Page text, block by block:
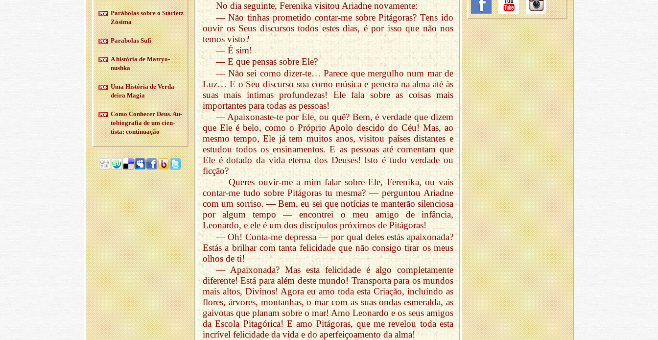
No dia seguinte, Ferenika visitou Ariadne novamente:
— Não tinhas prometido contar-me sobre Pitágoras? Tens ido
ouvir os Seus discursos todos estes dias, é por isso que não nos
temos visto?
— É sim!
— E que pensas sobre Ele?
— Não sei como dizer-te… Parece que mergulho num mar de
Luz… E o Seu discurso soa como música e penetra na alma até às
suas mais íntimas profundezas! Ele fala sobre as coisas mais
importantes para todas as pessoas!
— Apaixonaste-te por Ele, ou quê? Bem, é verdade que dizem
que Ele é belo, como o Próprio Apolo descido do Céu! Mas, ao
mesmo tempo, Ele já tem muitos anos, visitou países distantes e
estudou todos os ensinamentos. E as pessoas até comentam que
Ele é dotado da vida eterna dos Deuses! Isto é tudo verdade ou
ficção?
— Queres ouvir-me a mim falar sobre Ele, Ferenika, ou vais
contar-me tudo sobre Pitágoras tu mesma? — perguntou Ariadne
com um sorriso. — Bem, eu sei que notícias te manterão silenciosa
por algum tempo — encontrei o meu amigo de infância,
Leonardo, e ele é um dos discípulos próximos de Pitágoras!
— Oh! Conta-me depressa — por qual deles estás apaixonada?
Estás a brilhar com tanta felicidade que não consigo tirar os meus
olhos de ti!
— Apaixonada? Mas esta felicidade é algo completamente
diferente! Está para além deste mundo! Transporta para os mundos
mais altos, Divinos! Agora eu amo toda esta Criação, incluindo as
flores, árvores, montanhas, o mar com as suas ondas esmeralda, as
gaivotas que planam sobre o mar! Amo Leonardo e os seus amigos
da Escola Pitagórica! E amo Pitágoras, que me revelou toda esta
incrível felicidade da vida e do aperfeiçoamento da alma!
Pa­rá­bolas sobre o Stá­rietz
Zó­sima
Pa­ra­bolas Sufi
A his­tória de Ma­tryo­
nushka
Uma His­tória de Ver­da­
deira Magia
Como Co­nhecer Deus. Au­
to­bi­o­grafia de um ci­en­
tista: con­ti­nu­ação